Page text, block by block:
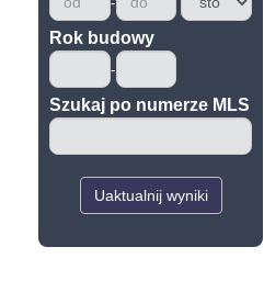
Rok budowy
Szukaj po numerze MLS
Uaktualnij wyniki